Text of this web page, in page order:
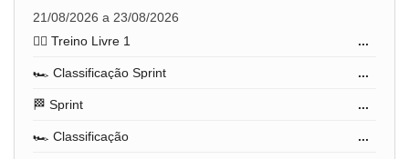
21/08/2026 a 23/08/2026
🏋️‍♂️ Treino Livre 1
...
🏎️ Classificação Sprint ...
🏁 Sprint ...
🏎️ Classificação ...